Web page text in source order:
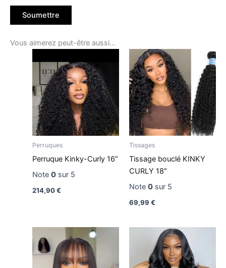
Vous aimerez peut-être aussi…
Perruques
Perruque Kinky-Curly 16″
Note 0sur 5
214,90€
Tissages
Tissage bouclé KINKY
CURLY 18″
Note 0sur 5
69,99 €